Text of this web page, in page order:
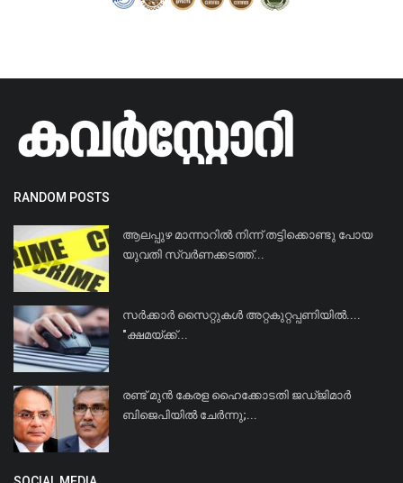
RANDOM POSTS
ആലപ്പുഴ മാന്നാറിൽ നിന്ന് തട്ടിക്കൊണ്ടു പോയ
യുവതി സ്വർണക്കടത്ത്...
സര്‍ക്കാര്‍ സൈറ്റുകള്‍ അറ്റകുറ്റപ്പണിയില്‍....
"ക്ഷമയ്ക്ക്...
രണ്ട് മുന്‍ കേരള ഹൈക്കോടതി ജഡ്ജിമാര്‍
ബിജെപിയില്‍ ചേര്‍ന്നു;...